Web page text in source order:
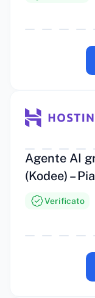
Agente AI
(Kodee) –
Verificato